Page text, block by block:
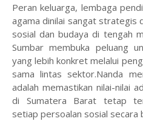
Peran keluarga, lembaga
agama dinilai sangat strategis
sosial dan budaya di tengah
Sumbar membuka peluang
yang lebih konkret melalui
sama lintas sektor.Nanda
adalah memastikan nilai-nilai
di Sumatera Barat tetap
setiap persoalan sosial secara